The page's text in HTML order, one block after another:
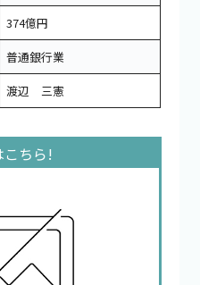
374億円
普通銀行業
渡辺 三憲